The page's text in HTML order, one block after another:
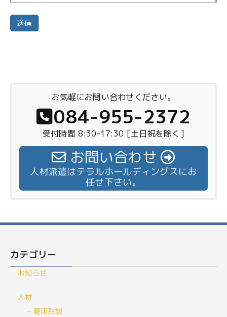
お気軽にお問い合わせください。
084-955-2372
受付時間 8:30-17:30 [土日祝を除く]
お問い合わせ
人材派遣はテラルホールディングスにお
任せ下さい。
カテゴリー
お知らせ
人材
雇用形態